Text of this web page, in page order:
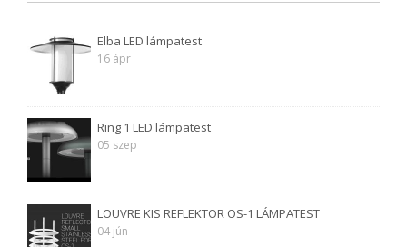
Elba LED lámpatest
16 ápr
Ring 1 LED lámpatest
05 szep
LOUVRE KIS REFLEKTOR OS-1 LÁMPATEST
04 jún